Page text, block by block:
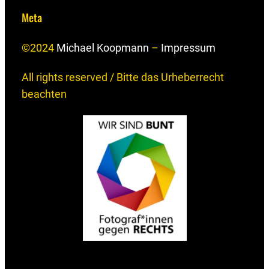
Meta
©2024 Michael Koopmann – Impressum
All rights reserved / Bitte das Urheberrecht
beachten